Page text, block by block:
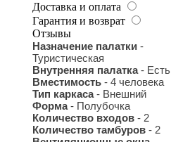
Доставка и оплата
Гарантия и возврат
Отзывы
Назначение палатки -
Туристическая
Внутренняя палатка- Есть
Вместимость - 4 человека
Тип каркаса- Внешний
Форма- Полубочка
Количество входов - 2
Количество тамбуров - 2